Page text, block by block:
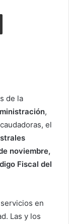
Share via Email
de la
,
el
noviembre,
Fiscal del
en
Las y los